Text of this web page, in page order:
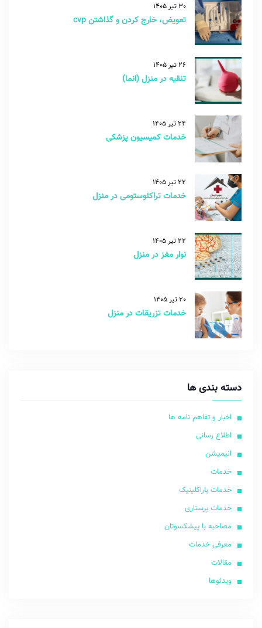
30 تیر 1405
تعویض، خارج کردن و گذاشتن cvp
26 تیر 1405
تنقیه در منزل (انما)
24 تیر 1405
خدمات کمیسیون پزشکی
22 تیر 1405
خدمات تراکئوستومی در منزل
22 تیر 1405
نوار مغز در منزل
20 تیر 1405
خدمات تزریقات در منزل
دسته بندی ها
اخبار و تفاهم نامه ها
اطلاع رسانی
انیمیشن
خدمات
خدمات پاراکلینیک
خدمات پرستاری
مصاحبه با پیشکسوتان
معرفی خدمات
مقالات
ویدئوها